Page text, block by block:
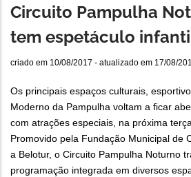
Circuito Pampulha
tem espetáculo
criado em 10/08/2017 - atualizado em 17/08/
Os principais espaços culturais,
Moderno da Pampulha voltam a ficar
com atrações especiais, na próxima
Promovido pela Fundação Municipal de
a Belotur, o Circuito Pampulha Noturno
programação integrada em diversos